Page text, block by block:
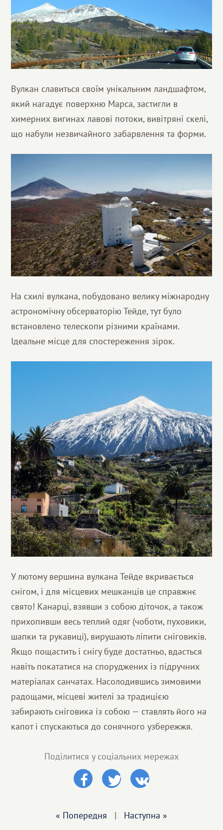
Вулкан славиться своїм унікальним ландшафтом,
який нагадує поверхню Марса, застигли в
химерних вигинах лавові потоки, вивітряні скелі,
що набули незвичайного забарвлення та форми.
На схилі вулкана, побудовано велику міжнародну
астрономічну обсерваторію Тейде, тут було
встановлено телескопи різними країнами.
Ідеальне місце для спостереження зірок.
У лютому вершина вулкана Тейде вкривається
снігом, і для місцевих мешканців це справжнє
свято! Канарці, взявши з собою діточок, а також
прихопивши весь теплий одяг (чоботи, пуховики,
шапки та рукавиці), вирушають ліпити сніговиків.
Якщо пощастить і снігу буде достатньо, вдасться
навіть покататися на споруджених із підручних
матеріалах санчатах. Насолодившись зимовими
радощами, місцеві жителі за традицією
забирають сніговика із собою — ставлять його на
капот і спускаються до сонячного узбережжя.
Поділитися у соціальних мережах
« Попередня | Наступна »